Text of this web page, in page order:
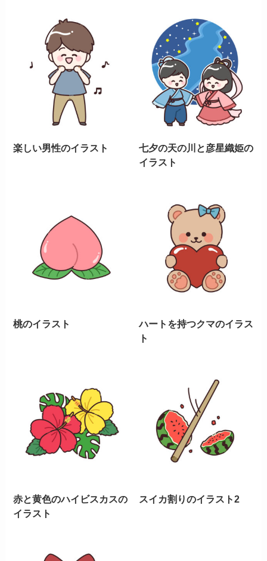
楽しい男性のイラスト
七夕の天の川と彦星織姫の
イラスト
桃のイラスト
ハートを持つクマのイラス
ト
赤と黄色のハイビスカスの
イラスト
スイカ割りのイラスト2